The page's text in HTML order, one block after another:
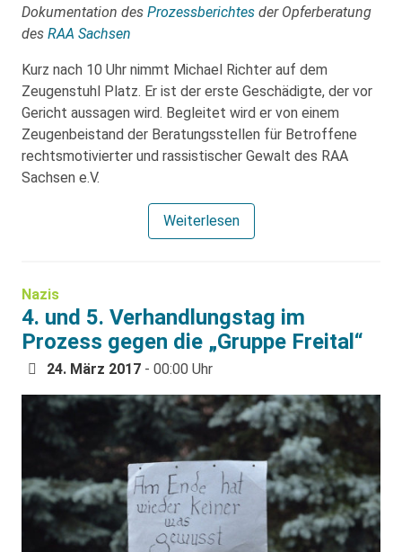
Dokumentation des Prozessberichtes der Opferberatung
des RAA Sachsen
Kurz nach 10 Uhr nimmt Michael Richter auf dem
Zeugenstuhl Platz. Er ist der erste Geschädigte, der vor
Gericht aussagen wird. Begleitet wird er von einem
Zeugenbeistand der Beratungsstellen für Betroffene
rechtsmotivierter und rassistischer Gewalt des RAA
Sachsen e.V.
Weiterlesen
Nazis
4. und 5. Verhandlungstag im
Prozess gegen die „Gruppe Freital“
24. März 2017 - 00:00 Uhr